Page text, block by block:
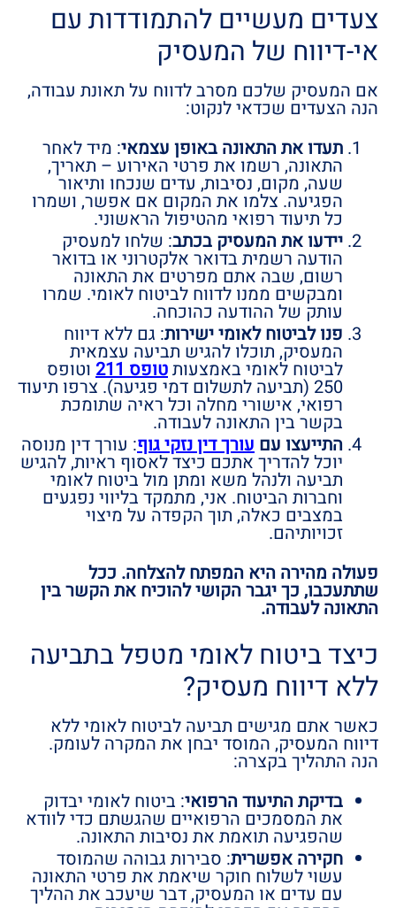
צעדים מעשיים להתמודדות עם
אי-דיווח של המעסיק
אם המעסיק שלכם מסרב לדווח על תאונת עבודה,
הנה הצעדים שכדאי לנקוט:
תעדו את התאונה באופן עצמאי: מיד לאחר
התאונה, רשמו את פרטי האירוע – תאריך,
שעה, מקום, נסיבות, עדים שנכחו ותיאור
הפגיעה. צלמו את המקום אם אפשר, ושמרו
כל תיעוד רפואי מהטיפול הראשוני.
יידעו את המעסיק בכתב: שלחו למעסיק
הודעה רשמית בדואר אלקטרוני או בדואר
רשום, שבה אתם מפרטים את התאונה
ומבקשים ממנו לדווח לביטוח לאומי. שמרו
עותק של ההודעה כהוכחה.
פנו לביטוח לאומי ישירות: גם ללא דיווח
המעסיק, תוכלו להגיש תביעה עצמאית
לביטוח לאומי באמצעותטופס 211 וטופס
250 (תביעה לתשלום דמי פגיעה). צרפו תיעוד
רפואי, אישורי מחלה וכל ראיה שתומכת
בקשר בין התאונה לעבודה.
התייעצו עם עורך דין נזקי גוף: עורך דין מנוסה
יוכל להדריך אתכם כיצד לאסוף ראיות, להגיש
תביעה ולנהל משא ומתן מול ביטוח לאומי
וחברות הביטוח. אני, מתמקד בליווי נפגעים
במצבים כאלה, תוך הקפדה על מיצוי
זכויותיהם.
פעולה מהירה היא המפתח להצלחה. ככל
שתתעכבו, כך יגבר הקושי להוכיח את הקשר בין
התאונה לעבודה.
כיצד ביטוח לאומי מטפל בתביעה
ללא דיווח מעסיק?
כאשר אתם מגישים תביעה לביטוח לאומי ללא
דיווח המעסיק, המוסד יבחן את המקרה לעומק.
הנה התהליך בקצרה:
בדיקת התיעוד הרפואי: ביטוח לאומי יבדוק
את המסמכים הרפואיים שהגשתם כדי לוודא
שהפגיעה תואמת את נסיבות התאונה.
חקירה אפשרית: סבירות גבוהה שהמוסד
עשוי לשלוח חוקר שיאמת את פרטי התאונה
עם עדים או המעסיק, דבר שיעכב את ההליך